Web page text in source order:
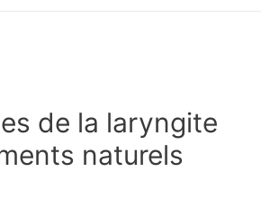
de la laryngite
naturels